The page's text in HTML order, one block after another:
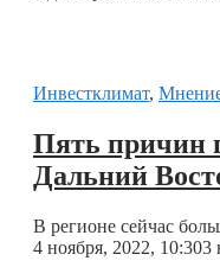
Инвестклимат,
Пять причин
Дальний
В регионе сейчас
4 ноября, 2022, 10:303